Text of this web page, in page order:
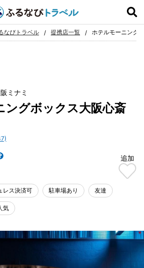
気に入り
なびトラベル 提携店一覧 ホテルモーニング
ミナミ
ングボックス大阪心斎
追加
レス決済可 駐車場あり 友達
気